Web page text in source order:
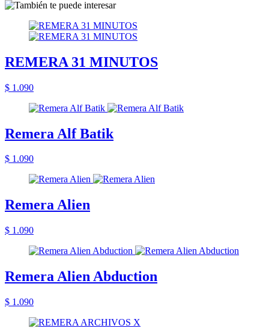
REMERA 31 MINUTOS
$ 1.090
Remera Alf Batik
$ 1.090
Remera Alien
$ 1.090
Remera Alien Abduction
$ 1.090